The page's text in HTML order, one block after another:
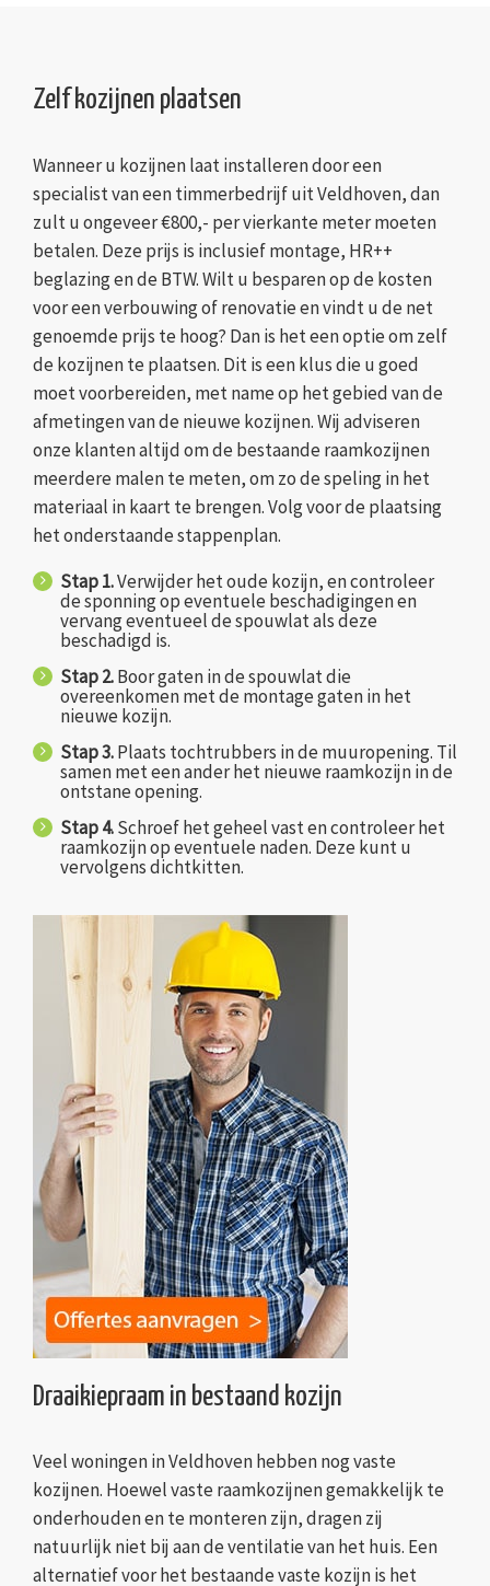
Zelf kozijnen plaatsen
Wanneer u kozijnen laat installeren door een
specialist van een timmerbedrijf uit Veldhoven, dan
zult u ongeveer €800,- per vierkante meter moeten
betalen. Deze prijs is inclusief montage, HR++
beglazing en de BTW. Wilt u besparen op de kosten
voor een verbouwing of renovatie en vindt u de net
genoemde prijs te hoog? Dan is het een optie om zelf
de kozijnen te plaatsen. Dit is een klus die u goed
moet voorbereiden, met name op het gebied van de
afmetingen van de nieuwe kozijnen. Wij adviseren
onze klanten altijd om de bestaande raamkozijnen
meerdere malen te meten, om zo de speling in het
materiaal in kaart te brengen. Volg voor de plaatsing
het onderstaande stappenplan.
Stap 1.Verwijder het oude kozijn, en controleer
de sponning op eventuele beschadigingen en
vervang eventueel de spouwlat als deze
beschadigd is.
Stap 2.Boor gaten in de spouwlat die
overeenkomen met de montage gaten in het
nieuwe kozijn.
Stap 3.Plaats tochtrubbers in de muuropening. Til
samen met een ander het nieuwe raamkozijn in de
ontstane opening.
Stap 4.Schroef het geheel vast en controleer het
raamkozijn op eventuele naden. Deze kunt u
vervolgens dichtkitten.
Draaikiepraam in bestaand kozijn
Veel woningen in Veldhoven hebben nog vaste
kozijnen. Hoewel vaste raamkozijnen gemakkelijk te
onderhouden en te monteren zijn, dragen zij
natuurlijk niet bij aan de ventilatie van het huis. Een
alternatief voor het bestaande vaste kozijn is het